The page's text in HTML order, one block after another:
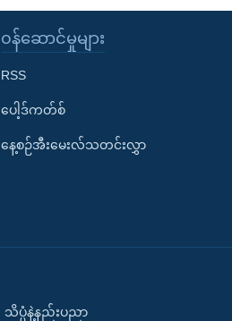
၀န်ဆောင်မှုများ
RSS
ပေါ့ဒ်ကတ်စ်
နေ့စဉ်အီးမေးလ်သတင်းလွှာ
သိပ္ပံနဲ့နည်းပညာ